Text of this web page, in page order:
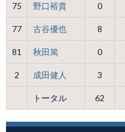
75 野口裕貴 0
77 古谷優也 8
81 秋田篤 0
2 成田健人 3
トータル 62